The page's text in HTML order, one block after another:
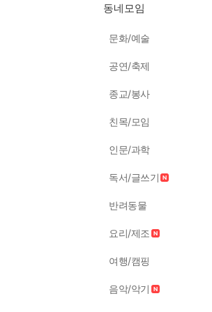
동네모임
문화/예술
공연/축제
종교/봉사
친목/모임
인문/과학
독서/글쓰기
반려동물
요리/제조
여행/캠핑
음악/악기